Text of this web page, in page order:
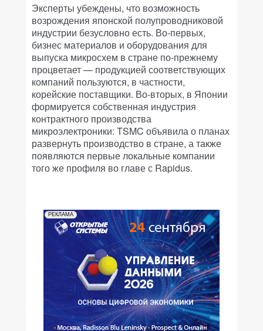
Эксперты убеждены, что возможность
возрождения японской полупроводниковой
индустрии безусловно есть. Во-первых,
бизнес материалов и оборудования для
выпуска микросхем в стране по-прежнему
процветает — продукцией соответствующих
компаний пользуются, в частности,
корейские поставщики. Во-вторых, в Японии
формируется собственная индустрия
контрактного производства
микроэлектроники: TSMC объявила о планах
развернуть производство в стране, а также
появляются первые локальные компании
того же профиля во главе с Rapidus.
РЕКЛАМА